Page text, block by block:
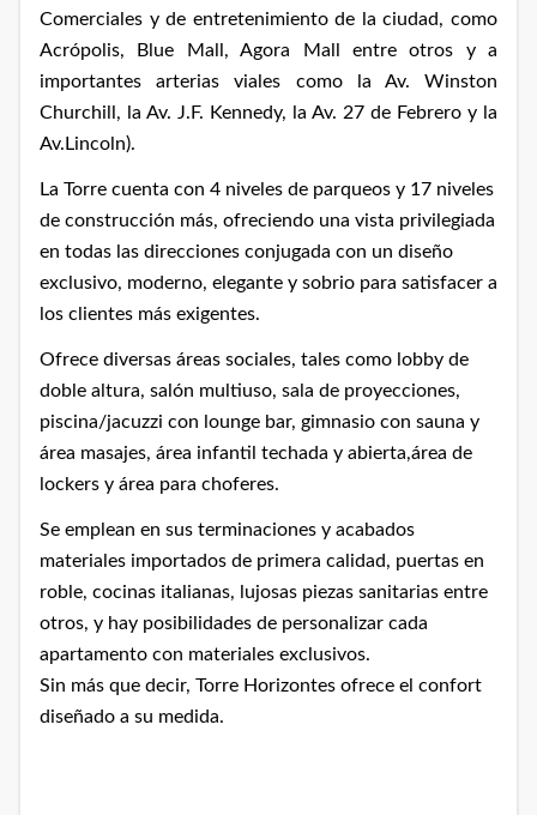
Comerciales y de entretenimiento de la ciudad, como
Acrópolis, Blue Mall, Agora Mall entre otros y a
importantes arterias viales como la Av. Winston
Churchill, la Av. J.F. Kennedy, la Av. 27 de Febrero y la
Av.Lincoln).
La Torre cuenta con 4 niveles de parqueos y 17 niveles
de construcción más, ofreciendo una vista privilegiada
en todas las direcciones conjugada con un diseño
exclusivo, moderno, elegante y sobrio para satisfacer a
los clientes más exigentes.
Ofrece diversas áreas sociales, tales como lobby de
doble altura, salón multiuso, sala de proyecciones,
piscina/jacuzzi con lounge bar, gimnasio con sauna y
área masajes, área infantil techada y abierta,área de
lockers y área para choferes.
Se emplean en sus terminaciones y acabados
materiales importados de primera calidad, puertas en
roble, cocinas italianas, lujosas piezas sanitarias entre
otros, y hay posibilidades de personalizar cada
apartamento con materiales exclusivos.
Sin más que decir, Torre Horizontes ofrece el confort
diseñado a su medida.